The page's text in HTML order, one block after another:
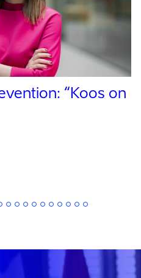
“Koos on